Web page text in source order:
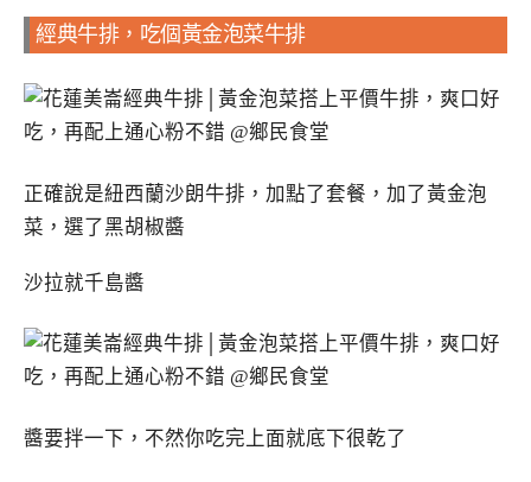
經典牛排，吃個黃金泡菜牛排
正確說是紐西蘭沙朗牛排，加點了套餐，加了黃金泡
菜，選了黑胡椒醬
沙拉就千島醬
醬要拌一下，不然你吃完上面就底下很乾了